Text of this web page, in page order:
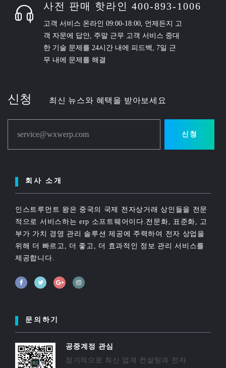
사전 판매 핫라인 400-893-1006
고객 서비스 온라인 09:00-18:00, 언제든지 고
객 자문에 답안, 주말 근무 고객 서비스 중대
한 기술 문제를 24시간 내에 피드백, 7일 근
무 내에 문제를 해결
신청 최신 뉴스와 혜택을 받아보세요
service@wxwerp.com 신청
회사 소개
인스트루먼트 왕은 중국의 국제 전자상거래 상인들을 전문
적으로 서비스하는 erp 소프트웨어이다.전문화, 표준화, 고
부가 가치 경영 관리 솔루션 제공에 주력하여 전자 상업을
위해 더 빠르고, 더 좋고, 더 효과적인 정보 관리 서비스를
제공합니다.
문의하기
공중계정 관심
정기적으로 최신 업계 컨설팅과 전자